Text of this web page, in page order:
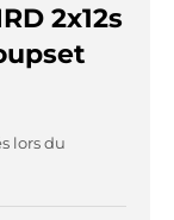
2x12s
lors du